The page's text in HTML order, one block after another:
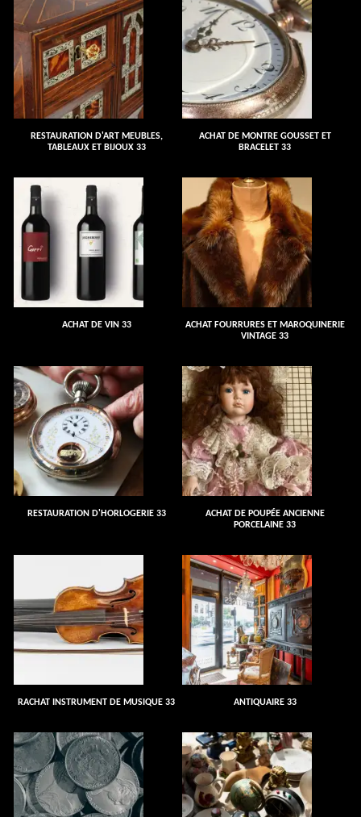
RESTAURATION D'ART MEUBLES,
TABLEAUX ET BIJOUX 33
ACHAT DE MONTRE GOUSSET ET
BRACELET 33
ACHAT DE VIN 33
ACHAT FOURRURES ET MAROQUINERIE
VINTAGE 33
RESTAURATION D'HORLOGERIE 33
ACHAT DE POUPÉE ANCIENNE
PORCELAINE 33
RACHAT INSTRUMENT DE MUSIQUE 33 ANTIQUAIRE 33